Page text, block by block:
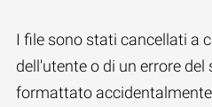
I file sono stati cancellati a
dell'utente o di un errore del
formattato